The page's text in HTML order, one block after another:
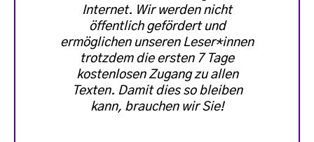
Internet. Wir werden nicht
öffentlich gefördert und
ermöglichen unseren Leser*innen
trotzdem die ersten 7 Tage
kostenlosen Zugang zu allen
Texten. Damit dies so bleiben
kann, brauchen wir Sie!